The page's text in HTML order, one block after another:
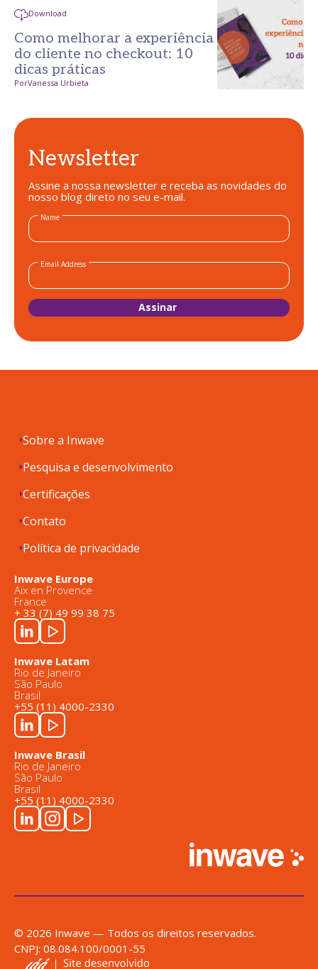
Download
Como melhorar a experiência
do cliente no checkout: 10
dicas práticas
PorVanessa Urbieta
Newsletter
Assine a nossa newsletter e receba as novidades do
nosso blog direto no seu e-mail.
Name
Email Address
Sobre a Inwave
Pesquisa e desenvolvimento
Certificações
Contato
Política de privacidade
Inwave Europe
Aix en Provence
France
+ 33 (7) 49 99 38 75
Inwave Latam
Rio de Janeiro
São Paulo
Brasil
+55 (11) 4000-2330
Inwave Brasil
Rio de Janeiro
São Paulo
Brasil
+55 (11) 4000-2330
© 2026 Inwave — Todos os direitos reservados.
CNPJ: 08.084.100/0001-55